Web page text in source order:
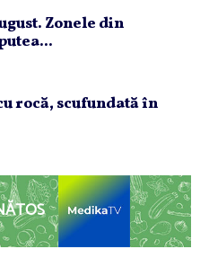
Zonele din
rocă, scufundată în